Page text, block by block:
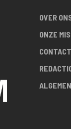
OVER
ONZE